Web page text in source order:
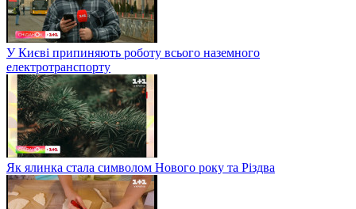
У Києві припиняють роботу всього наземного
електротранспорту
Як ялинка стала символом Нового року та Різдва